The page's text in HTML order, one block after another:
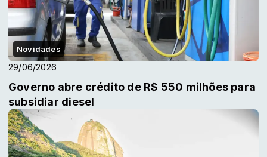
Novidades
29/06/2026
Governo abre crédito de R$ 550 milhões para
subsidiar diesel